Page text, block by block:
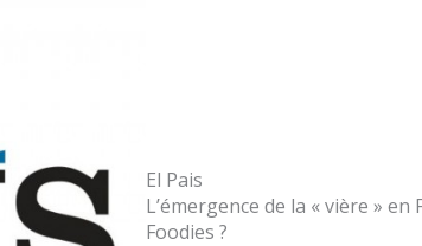
El Pais
L’émergence de la « vière »
Foodies ?